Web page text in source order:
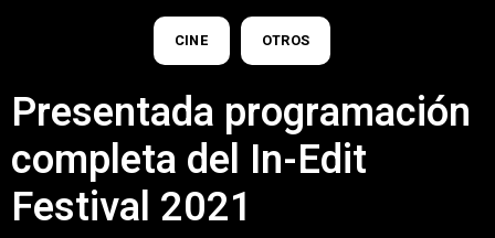
CINE OTROS
Presentada programación
completa del In-Edit
Festival 2021